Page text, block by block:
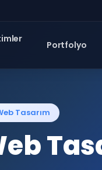
Portfolyo
Tasarım